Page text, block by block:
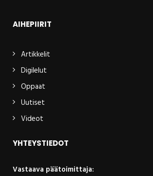
AIHEPIIRIT
Artikkelit
Digilelut
Oppaat
Uutiset
Videot
YHTEYSTIEDOT
Vastaava päätoimittaja: